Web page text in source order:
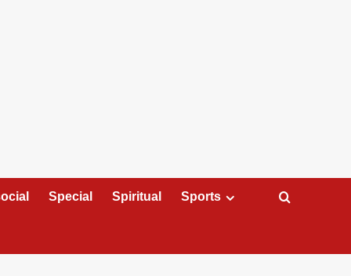
Special Spiritual Sports